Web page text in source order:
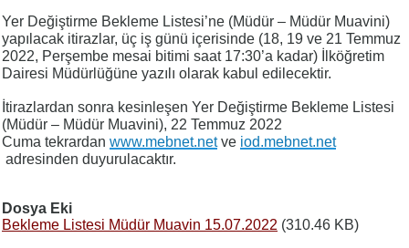
Yer Değiştirme Bekleme Listesi’ne (Müdür – Müdür Muavini)
yapılacak itirazlar, üç iş günü içerisinde (18, 19 ve 21 Temmuz
2022, Perşembe mesai bitimi saat 17:30’a kadar) İlköğretim
Dairesi Müdürlüğüne yazılı olarak kabul edilecektir.
İtirazlardan sonra kesinleşen Yer Değiştirme Bekleme Listesi
(Müdür – Müdür Muavini), 22 Temmuz 2022
Cuma tekrardan www.mebnet.netve iod.mebnet.net
adresinden duyurulacaktır.
Dosya Eki
Bekleme Listesi Müdür Muavin 15.07.2022 (310.46 KB)